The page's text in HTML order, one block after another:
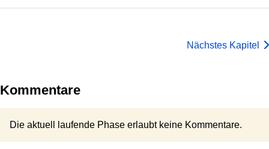
Nächstes Kapitel
Kommentare
Die aktuell laufende Phase erlaubt keine Kommentare.